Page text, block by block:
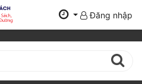
Đăng nhập